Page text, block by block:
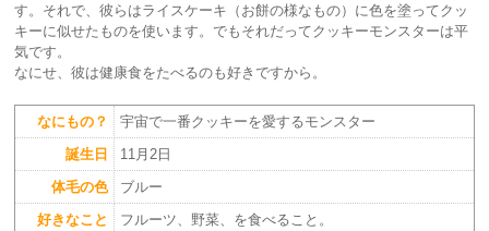
す。それで、彼らはライスケーキ（お餅の様なもの）に色を塗ってクッ
キーに似せたものを使います。でもそれだってクッキーモンスターは平
気です。
なにせ、彼は健康食をたべるのも好きですから。
なにもの？
宇宙で一番クッキーを愛するモンスター
誕生日
11月2日
体毛の色
ブルー
好きなこと
フルーツ、野菜、を食べること。